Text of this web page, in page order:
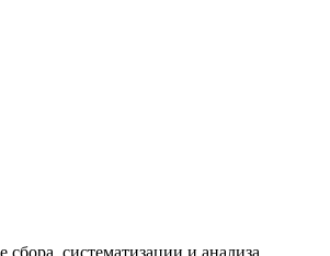
систематизации и анализа